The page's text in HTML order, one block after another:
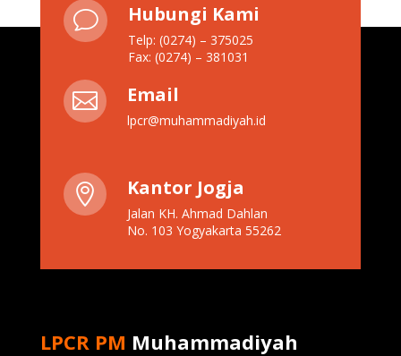
v Hubungi Kami
Telp: (0274) – 375025
Fax: (0274) – 381031
 Email
lpcr@muhammadiyah.id
 Kantor Jogja
Jalan KH. Ahmad Dahlan
No. 103 Yogyakarta 55262
LPCR PM Muhammadiyah